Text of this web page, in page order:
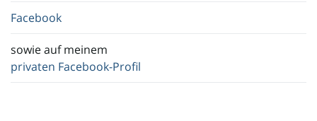
Facebook
sowie auf meinem
privaten Facebook-Profil